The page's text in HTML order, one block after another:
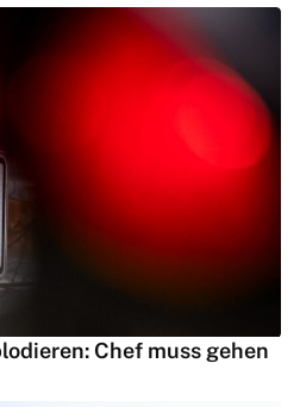
Chef muss gehen